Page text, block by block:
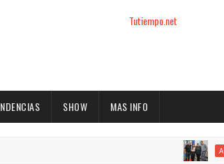
Tutiempo.net
SHOW MAS INFO
ACTUALIDAD